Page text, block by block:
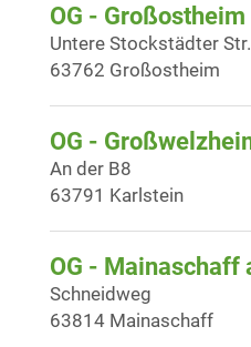
OG - Großostheim
Untere Stockstädter
63762 Großostheim
OG -
An der B8
63791 Karlstein
OG - Mainaschaff
Schneidweg
63814 Mainaschaff